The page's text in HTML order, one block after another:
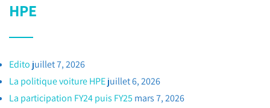
HPE
Edito juillet 7, 2026
La politique voiture HPEjuillet 6, 2026
La participation FY24 puis FY25 mars 7, 2026